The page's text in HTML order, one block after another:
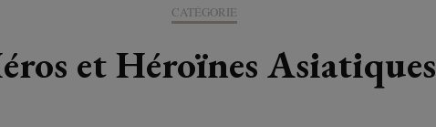
ADULT
DRAME / ROMANCE
TRANCHE DE VIE
CORÉE
INDE
ALLEMAGNE
AUTRICHE
IRAK
BTS
CATÉGORIE
et Héroïnes Asiatiques